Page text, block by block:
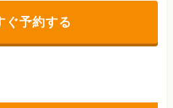
ぐ予約する